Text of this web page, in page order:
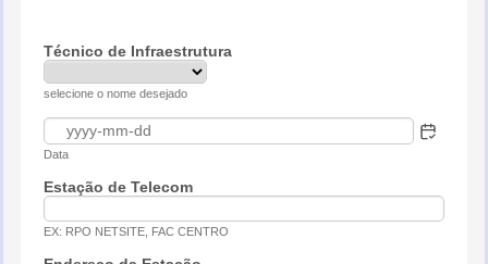
Modelos para Pesquisas
112 Modelos